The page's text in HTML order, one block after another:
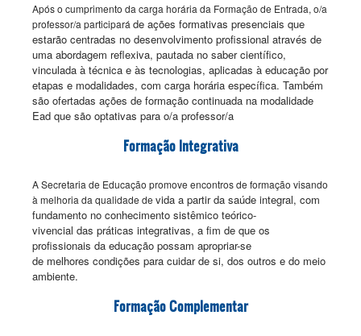
Após o cumprimento da carga horária da Formação de Entrada, o/a
professor/a participará de ações formativas presenciais que
estarão centradas no desenvolvimento profissional através de
uma abordagem reflexiva, pautada no saber científico,
vinculada à técnica e às tecnologias, aplicadas à educação por
etapas e modalidades, com carga horária específica. Também
são ofertadas ações de formação continuada na modalidade
Ead que são optativas para o/a professor/a
Formação Integrativa
A Secretaria de Educação promove encontros de formação visando
à melhoria da qualidade de vida a partir da saúde integral, com
fundamento no conhecimento sistêmico teórico-
vivencial das práticas integrativas, a fim de que os
profissionais da educação possam apropriar-se
de melhores condições para cuidar de si, dos outros e do meio
ambiente.
Formação Complementar